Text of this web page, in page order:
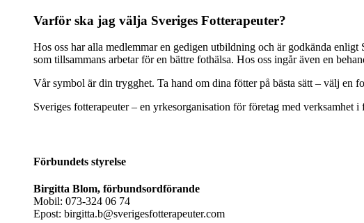
Varför ska jag välja Sveriges Fotterapeuter?
Hos oss har alla medlemmar en gedigen utbildning och är godkända
som tillsammans arbetar för en bättre fothälsa. Hos oss ingår även en
Vår symbol är din trygghet. Ta hand om dina fötter på bästa sätt – välj en
Sveriges fotterapeuter – en yrkesorganisation för företag med verksamhet i
Förbundets styrelse
Birgitta Blom, förbundsordförande
Mobil: 073-324 06 74
Epost: birgitta.b@sverigesfotterapeuter.com